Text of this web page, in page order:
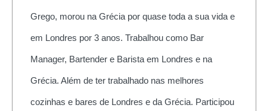
Grego, morou na Grécia por quase toda a sua vida e
em Londres por 3 anos. Trabalhou como Bar
Manager, Bartender e Barista em Londres e na
Grécia. Além de ter trabalhado nas melhores
cozinhas e bares de Londres e da Grécia. Participou